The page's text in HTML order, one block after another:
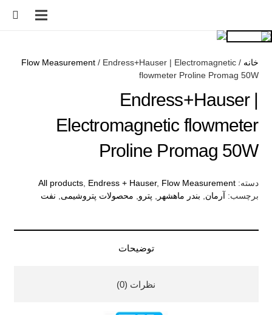
خانه /
Flow Measurement/ Endress+Hauser | Electromagnetic
flowmeter Proline Promag 50W
Endress+Hauser |
Electromagnetic flowmeter
Proline Promag 50W
دسته: All products, Endress + Hauser, Flow Measurement
برچسب:
آرمان, بندر ماهشهر , پترو, محصولات پتروشیمی, نفت
توضیحات
نظرات (0)